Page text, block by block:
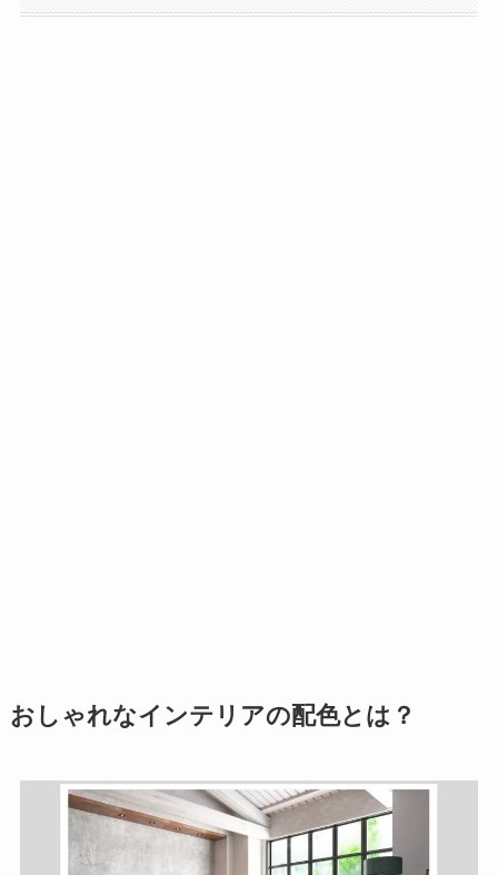
おしゃれなインテリアの配色とは？